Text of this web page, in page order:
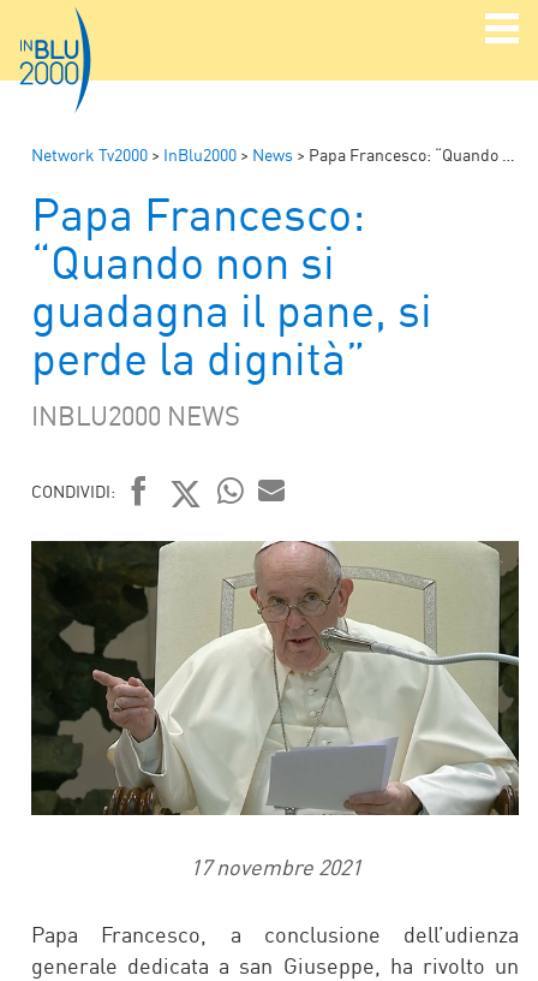
Network Tv2000 > InBlu2000 > News > Papa Francesco: “Quando non si guadagna il pane, si perde la dignità”
Papa Francesco:
“Quando non si
guadagna il pane, si
perde la dignità”
INBLU2000 NEWS
CONDIVIDI:
FACEBOOK
TWITTER
WHATSAPP
MAIL
17 novembre 2021
Papa Francesco, a conclusione dell’udienza
generale dedicata a san Giuseppe, ha rivolto un